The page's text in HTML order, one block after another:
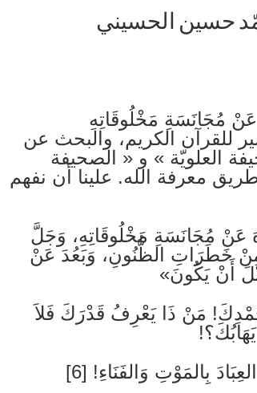
حسين‌ الحسيني
عَنْ مُجَانَسَةِ مَخْلُوقَاتِهِ
للقرآن‌ الكريم‌، والبحث‌ عن‌
العلويّة‌ » و « الصحيفة‌
معرفة‌ الله‌. علينا أن‌ نفهم‌
عَنْ مُجَانَسَةِ مَخْلُوقَاتِهِ، وَجَلَّ
خَطَرَاتِ الظُّنُونِ، وَبَعُدَ عَنْ
أَنْ يَكُونَ»
مَنْ ذَا يَعْرِفُ قَدْرَكَ فَلاَ
بِالمَوْتِ وَالفَنَاءِ! [6]